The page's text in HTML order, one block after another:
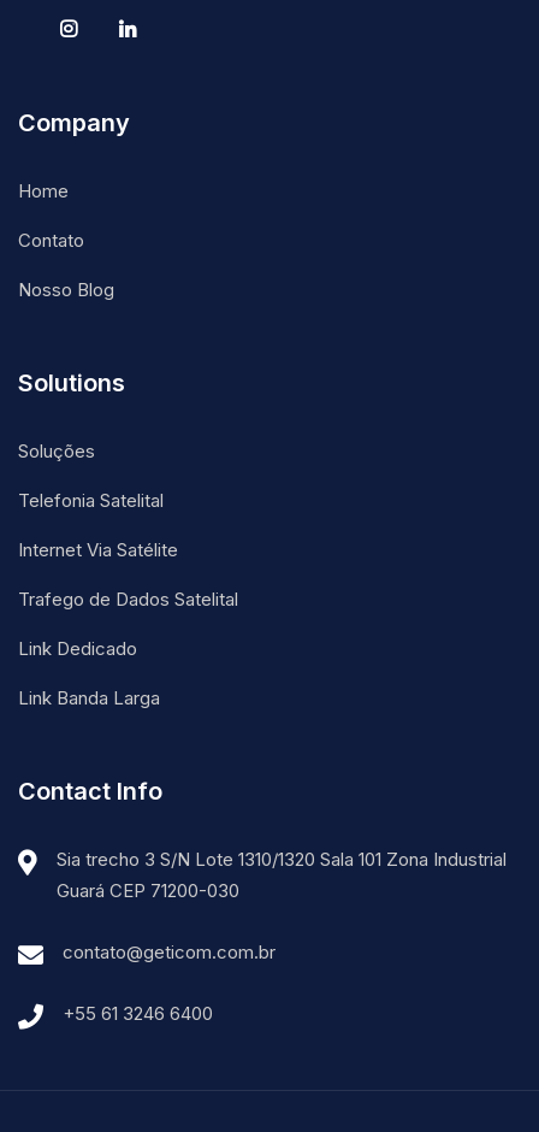
Company
Home
Contato
Nosso Blog
Solutions
Soluções
Telefonia Satelital
Internet Via Satélite
Trafego de Dados Satelital
Link Dedicado
Link Banda Larga
Contact Info
Sia trecho 3 S/N Lote 1310/1320 Sala 101 Zona Industrial
Guará CEP 71200-030
contato@geticom.com.br
+55 61 3246 6400